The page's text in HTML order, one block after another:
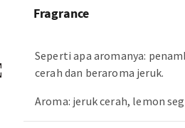
Fragrance
Seperti apa aromanya:
cerah dan beraroma jeruk.
Aroma: jeruk cerah, lemon